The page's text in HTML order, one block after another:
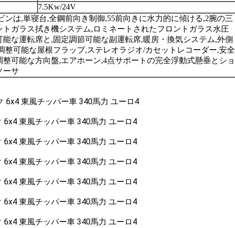
7.5Kw/24V
ンは,単寝台,全鋼前向き制御,55前向きに水力的に傾ける,2腕の三
トガラス拭き機システム,ロミネートされたフロントガラス水圧
能な運転席と,固定調節可能な副運転席,暖房・換気システム,外側
整可能な屋根フラップ,ステレオラジオ/カセットレコーダー,安全
整可能な方向盤,エアホーン,4点サポートの完全浮動式懸垂とショ
ーサ